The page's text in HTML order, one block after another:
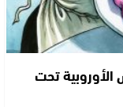
الأوروبية تحت